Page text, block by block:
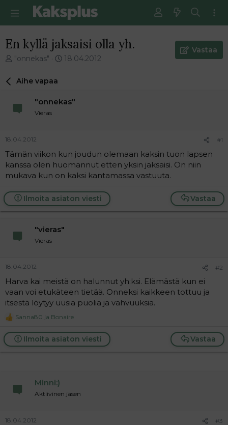
En kyllä jaksaisi olla yh.
V
e
i
t
u
n
a
o
i
t
a
j
"onnekas"
E
m
n
v
i
s
t
i
18.04.2012
Vastaa
Aihe vapaa
"onnekas"
Vieras
18.04.2012 #1
Tämän viikon kun joudun olemaan kaksin tuon lapsen
kanssa olen huomannut etten yksin jaksaisi. On niin
mukava kun on kaksi kantamassa vastuuta.
Vastaa
Ilmoita asiaton viesti
"vieras"
Vieras
18.04.2012 #2
Harva kai meistä on halunnut yh:ksi. Elämästä kun ei
vaan voi etukäteen tietää. Onneksi kaikkeen tottuu ja
itsestä löytyy uusia puolia ja vahvuuksia.
R
a
c
t
Sanna80 ja Bonaire
Vastaa
Ilmoita asiaton viesti
Minni:)
Aktiivinen jäsen
18.04.2012 #3